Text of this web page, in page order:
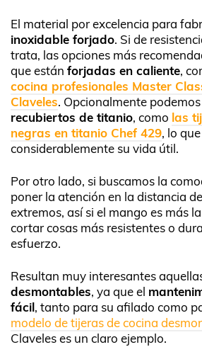
El material por excelencia para
inoxidable forjado. Si de
trata, las opciones más
que están forjadas en caliente,
cocina profesionales Master
Claveles. Opcionalmente
recubiertos de titanio, como las
negras en titanio Chef 429, lo
considerablemente su vida útil.
Por otro lado, si buscamos la
poner la atención en la distancia
extremos, así si el mango es más
cortar cosas más resistentes o
esfuerzo.
Resultan muy interesantes
desmontables, ya que el
fácil, tanto para su afilado como
modelo de tijeras de cocina
Claveles es un claro ejemplo.